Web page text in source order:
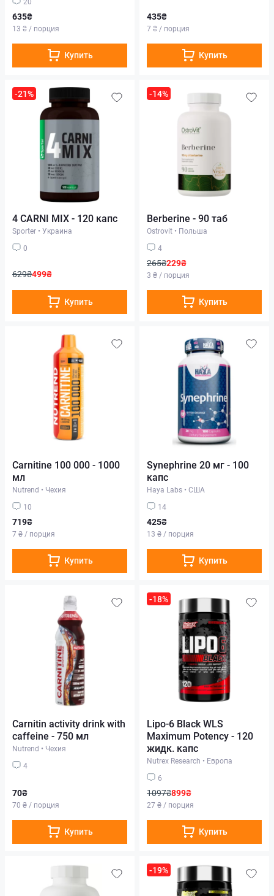
635₴
13 ₴ / порция
Купить
435₴
7 ₴ / порция
Купить
-21%
4 CARNI MIX - 120 капс
Sporter • Украина
0
629₴499₴
Купить
-14%
Berberine - 90 таб
Ostrovit • Польша
4
265₴229₴
3 ₴ / порция
Купить
Carnitine 100 000 - 1000
мл
Nutrend • Чехия
10
719₴
7 ₴ / порция
Купить
Synephrine 20 мг - 100
капс
Haya Labs • США
14
425₴
13 ₴ / порция
Купить
Carnitin activity drink with
caffeine - 750 мл
Nutrend • Чехия
4
70₴
70 ₴ / порция
Купить
-18%
Lipo-6 Black WLS
Maximum Potency - 120
жидк. капс
Nutrex Research • Европа
6
1097₴899₴
27 ₴ / порция
Купить
-19%